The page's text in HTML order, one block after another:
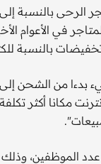
بالنسبة إلى
في الأعوام
بالنسبة
بدءا من الشحن
مكانا
الموظفين،